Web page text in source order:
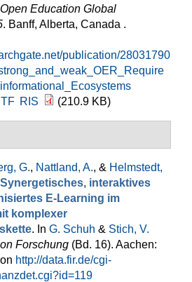
Open Education Global
. Banff, Alberta, Canada .
publication/28031790
RIS (210.9 KB)
G., Nattland, A., & Helmstedt,
interaktives
E-Learning im
komplexer
. In G. Schuh & Stich, V.
Forschung (Bd. 16). Aachen:
http://data.fir.de/cgi-